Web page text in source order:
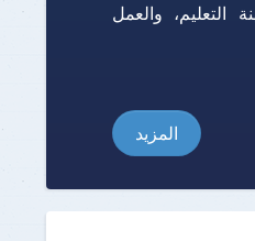
التعليم، والعمل
المزيد